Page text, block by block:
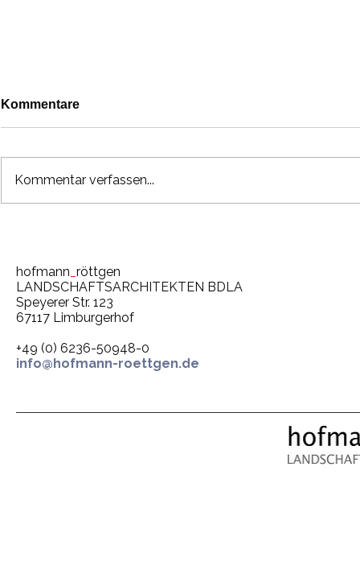
belebt
Kommentare
Kommentar verfassen...
hofmann röttgen
LANDSCHAFTSARCHITEKTEN BDLA
Speyerer Str. 123
67117 Limburgerhof
+49 (0) 6236-50948-0
info@hofmann-roettgen.de